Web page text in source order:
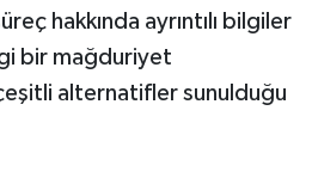
hakkında ayrıntılı bilgiler
bir mağduriyet
alternatifler sunulduğu